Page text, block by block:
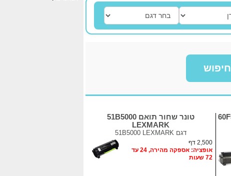
חיפוש
טונר שחור תואם 51B5000
LEXMARK
דגם51B5000 LEXMARK
2,500 דף
אופציה: אספקה מהירה, 24 עד
72 שעות